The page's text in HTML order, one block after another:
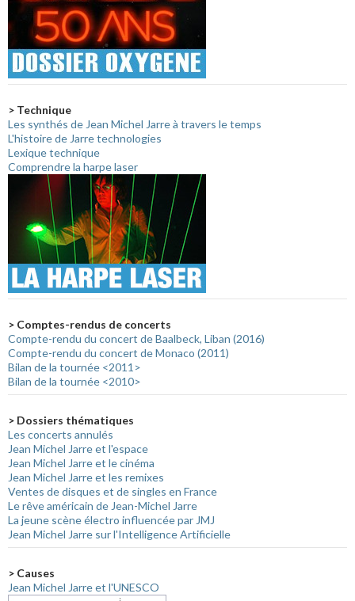
> Technique
Les synthés de Jean Michel Jarre à travers le temps
L'histoire de Jarre technologies
Lexique technique
Comprendre la harpe laser
> Comptes-rendus de concerts
Compte-rendu du concert de Baalbeck, Liban (2016)
Compte-rendu du concert de Monaco (2011)
Bilan de la tournée <2011>
Bilan de la tournée <2010>
> Dossiers thématiques
Les concerts annulés
Jean Michel Jarre et l'espace
Jean Michel Jarre et le cinéma
Jean Michel Jarre et les remixes
Ventes de disques et de singles en France
Le rêve américain de Jean-Michel Jarre
La jeune scène électro influencée par JMJ
Jean Michel Jarre sur l'Intelligence Artificielle
> Causes
Jean Michel Jarre et l'UNESCO